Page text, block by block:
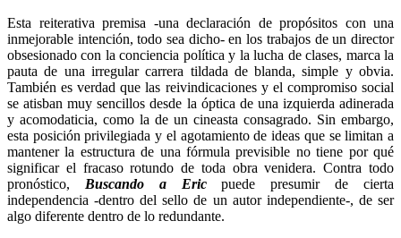
Esta reiterativa premisa -una declaración de propósitos con una
inmejorable intención, todo sea dicho- en los trabajos de un director
obsesionado con la conciencia política y la lucha de clases, marca la
pauta de una irregular carrera tildada de blanda, simple y obvia.
También es verdad que las reivindicaciones y el compromiso social
se atisban muy sencillos desde la óptica de una izquierda adinerada
y acomodaticia, como la de un cineasta consagrado. Sin embargo,
esta posición privilegiada y el agotamiento de ideas que se limitan a
mantener la estructura de una fórmula previsible no tiene por qué
significar el fracaso rotundo de toda obra venidera. Contra todo
pronóstico, Buscando a Ericpuede presumir de cierta
independencia -dentro del sello de un autor independiente-, de ser
algo diferente dentro de lo redundante.